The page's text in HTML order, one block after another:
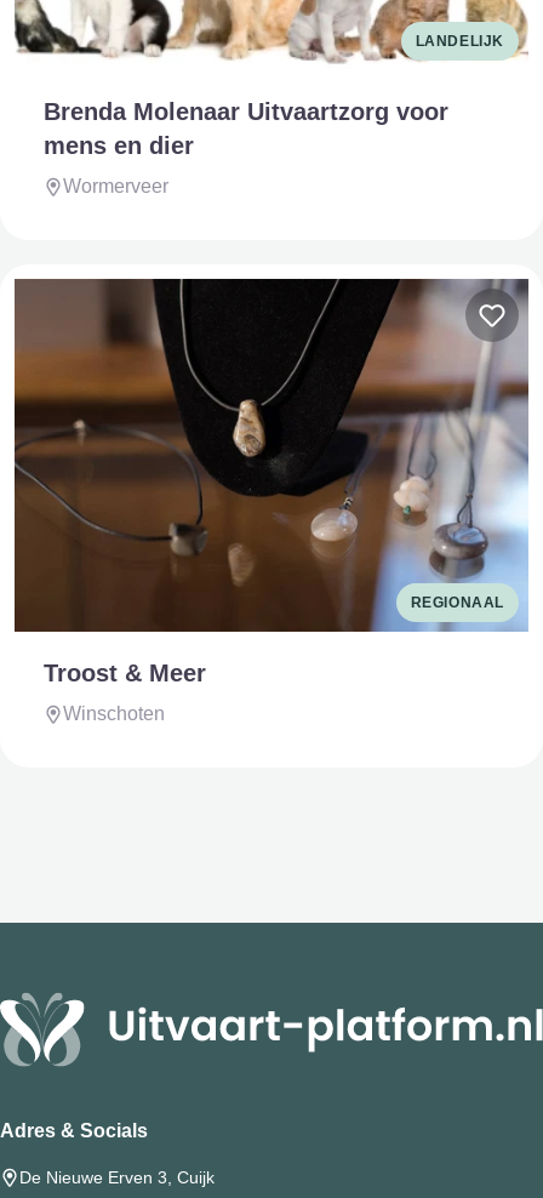
LANDELIJK
Brenda Molenaar Uitvaartzorg voor
mens en dier
Wormerveer
REGIONAAL
Troost & Meer
Winschoten
Adres & Socials
De Nieuwe Erven 3, Cuijk